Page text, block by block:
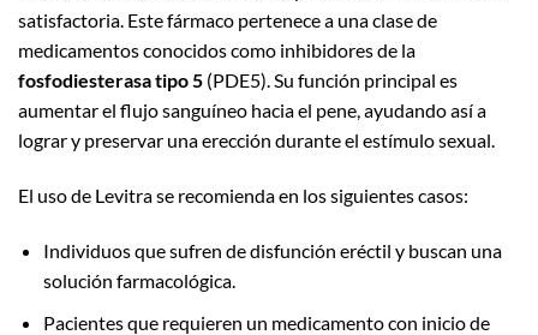
satisfactoria. Este fármaco pertenece a una clase de
medicamentos conocidos como inhibidores de la
fosfodiesterasa tipo 5 (PDE5). Su función principal es
aumentar el flujo sanguíneo hacia el pene, ayudando así a
lograr y preservar una erección durante el estímulo sexual.
El uso de Levitra se recomienda en los siguientes casos:
Individuos que sufren de disfunción eréctil y buscan una
solución farmacológica.
Pacientes que requieren un medicamento con inicio de